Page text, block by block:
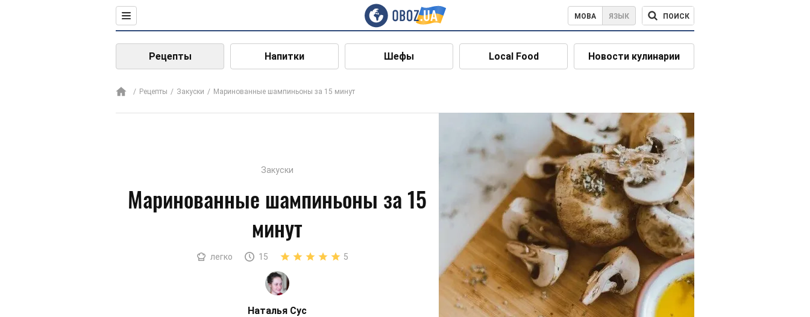
МОВА ЯЗЫК ПОИСК
Рецепты Напитки Шефы Local Food Новости кулинарии
Рецепты Закуски Маринованные шампиньоны за 15 минут
Закуски
Маринованные шампиньоны за 15
минут
легко 15 5
Наталья Сус